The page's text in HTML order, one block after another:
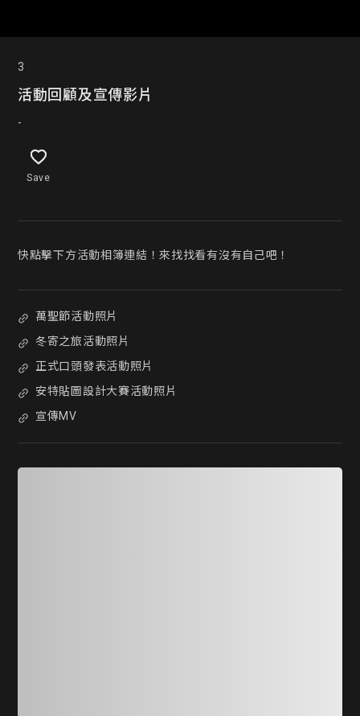
3
活動回顧及宣傳影片
-
Save
快點擊下方活動相簿連結！來找找看有沒有自己吧！
萬聖節活動照片
冬寄之旅活動照片
正式口頭發表活動照片
安特貼圖設計大賽活動照片
宣傳MV